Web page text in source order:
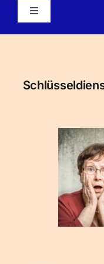
Toggle
Preise Kosten